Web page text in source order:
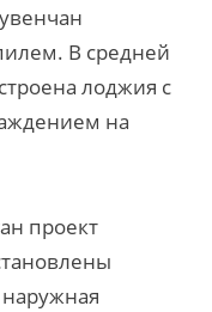
В средней
лоджия с
на
проект